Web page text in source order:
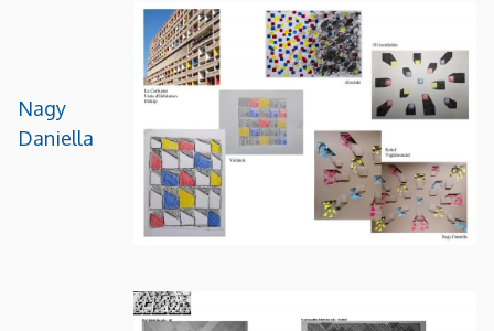
Nagy
Daniella